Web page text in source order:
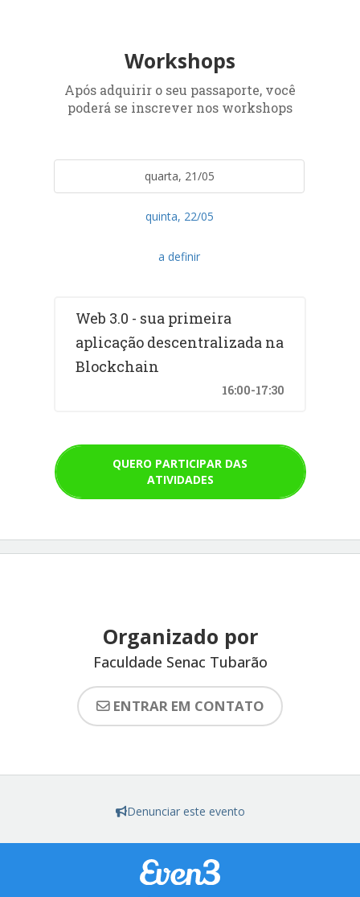
Workshops
Após adquirir o seu passaporte, você
poderá se inscrever nos workshops
quarta, 21/05
quinta, 22/05
a definir
Web 3.0 - sua primeira
aplicação descentralizada na
Blockchain
16:00-17:30
QUERO PARTICIPAR DAS
ATIVIDADES
Organizado por
Faculdade Senac Tubarão
ENTRAR EM CONTATO
Denunciar este evento